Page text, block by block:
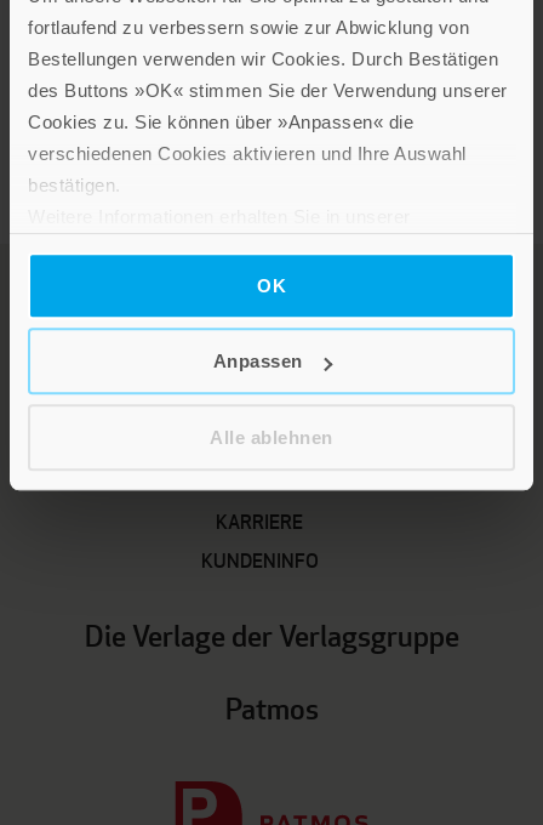
fortlaufend zu verbessern sowie zur Abwicklung von
Bestellungen verwenden wir Cookies. Durch Bestätigen
des Buttons »OK« stimmen Sie der Verwendung unserer
Cookies zu. Sie können über »Anpassen« die
verschiedenen Cookies aktivieren und Ihre Auswahl
bestätigen.
OK
Anpassen
Alle ablehnen
designer. She has already illustrated a number of
children's books and written one herself. She has
received several awards for her work. She lives in Berlin.
LEBE GUT MAGAZIN
NEWSLETTER
KARRIERE
KUNDENINFO
Die Verlage der Verlagsgruppe
Patmos